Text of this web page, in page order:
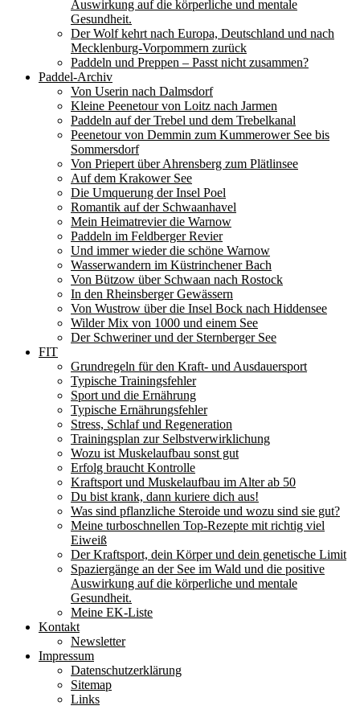
Auswirkung auf die körperliche und mentale
Gesundheit.
Der Wolf kehrt nach Europa, Deutschland und nach
Mecklenburg-Vorpommern zurück
Paddeln und Preppen – Passt nicht zusammen?
Paddel-Archiv
Von Userin nach Dalmsdorf
Kleine Peenetour von Loitz nach Jarmen
Paddeln auf der Trebel und dem Trebelkanal
Peenetour von Demmin zum Kummerower See bis
Sommersdorf
Von Priepert über Ahrensberg zum Plätlinsee
Auf dem Krakower See
Die Umquerung der Insel Poel
Romantik auf der Schwaanhavel
Mein Heimatrevier die Warnow
Paddeln im Feldberger Revier
Und immer wieder die schöne Warnow
Wasserwandern im Küstrinchener Bach
Von Bützow über Schwaan nach Rostock
In den Rheinsberger Gewässern
Von Wustrow über die Insel Bock nach Hiddensee
Wilder Mix von 1000 und einem See
Der Schweriner und der Sternberger See
FIT
Grundregeln für den Kraft- und Ausdauersport
Typische Trainingsfehler
Sport und die Ernährung
Typische Ernährungsfehler
Stress, Schlaf und Regeneration
Trainingsplan zur Selbstverwirklichung
Wozu ist Muskelaufbau sonst gut
Erfolg braucht Kontrolle
Kraftsport und Muskelaufbau im Alter ab 50
Du bist krank, dann kuriere dich aus!
Was sind pflanzliche Steroide und wozu sind sie gut?
Meine turboschnellen Top-Rezepte mit richtig viel
Eiweiß
Der Kraftsport, dein Körper und dein genetische Limit
Spaziergänge an der See im Wald und die positive
Auswirkung auf die körperliche und mentale
Gesundheit.
Meine EK-Liste
Kontakt
Newsletter
Impressum
Datenschutzerklärung
Sitemap
Links